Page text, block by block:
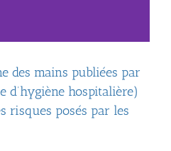
des mains publiées par
d’hygiène hospitalière)
risques posés par les